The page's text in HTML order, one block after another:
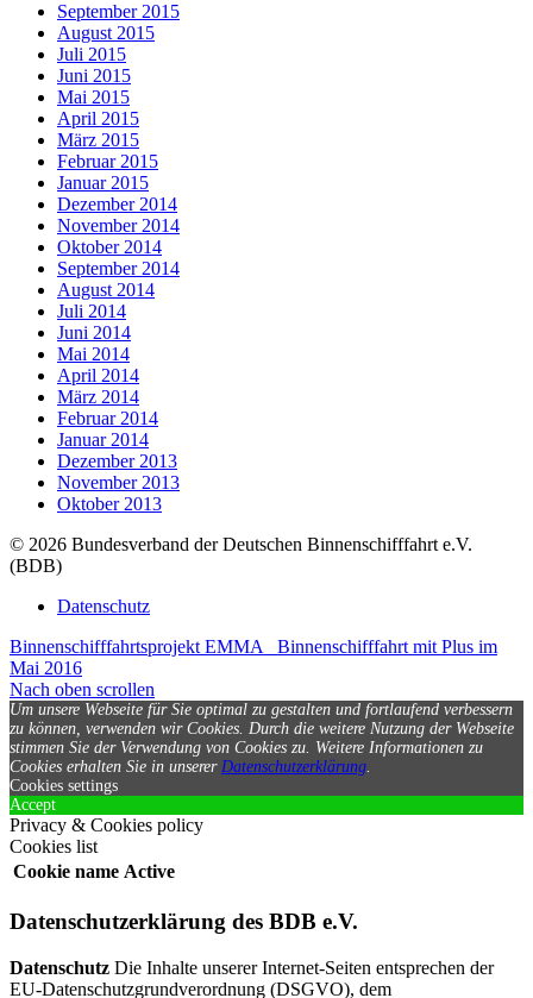
September 2015
August 2015
Juli 2015
Juni 2015
Mai 2015
April 2015
März 2015
Februar 2015
Januar 2015
Dezember 2014
November 2014
Oktober 2014
September 2014
August 2014
Juli 2014
Juni 2014
Mai 2014
April 2014
März 2014
Februar 2014
Januar 2014
Dezember 2013
November 2013
Oktober 2013
© 2026 Bundesverband der Deutschen Binnenschifffahrt e.V.
(BDB)
Datenschutz
Binnenschifffahrtsprojekt EMMA
Binnenschifffahrt mit Plus im
Mai 2016
Nach oben scrollen
Um unsere Webseite für Sie optimal zu gestalten und fortlaufend verbessern
zu können, verwenden wir Cookies. Durch die weitere Nutzung der Webseite
stimmen Sie der Verwendung von Cookies zu. Weitere Informationen zu
Cookies erhalten Sie in unserer Datenschutzerklärung.
Cookies settings
Accept
Privacy & Cookies policy
Cookies list
Cookie name Active
Datenschutzerklärung des BDB e.V.
Datenschutz Die Inhalte unserer Internet-Seiten entsprechen der
EU-Datenschutzgrundverordnung (DSGVO), dem